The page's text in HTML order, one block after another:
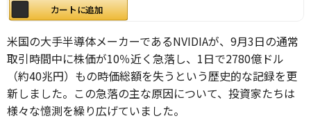
カートに追加
米国の大手半導体メーカーであるNVIDIAが、9月3日の通常
取引時間中に株価が10％近く急落し、1日で2780億ドル
（約40兆円）もの時価総額を失うという歴史的な記録を更
新しました。この急落の主な原因について、投資家たちは
様々な憶測を繰り広げていました。